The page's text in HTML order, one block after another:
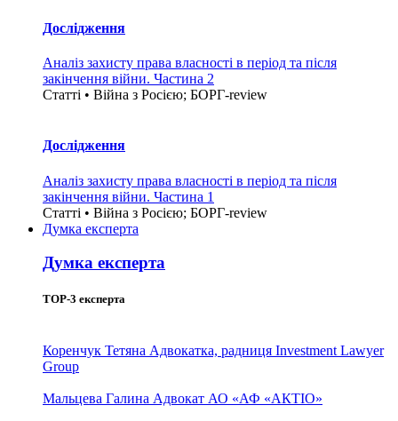
Дослідження
Аналіз захисту права власності в період та після
закінчення війни. Частина 2
Статті • Війна з Росією; БОРГ-review
Дослідження
Аналіз захисту права власності в період та після
закінчення війни. Частина 1
Статті • Війна з Росією; БОРГ-review
Думка експерта
Думка експерта
TOP-3 експерта
Коренчук Тетяна Адвокатка, радниця Investment Lawyer
Group
Мальцева Галина Адвокат АО «АФ «АКТІО»